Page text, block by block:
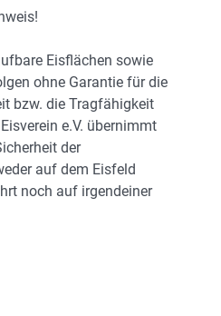
Eisflächen sowie
ohne Garantie für die
bzw. die Tragfähigkeit
e.V. übernimmt
der
auf dem Eisfeld
noch auf irgendeiner